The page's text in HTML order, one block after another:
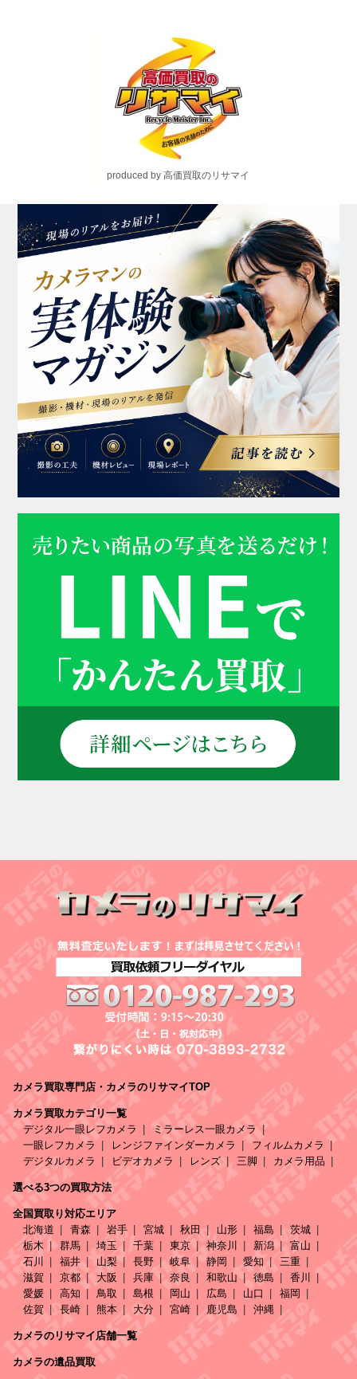
produced by 高価買取のリサマイ
カメラ買取専門店・カメラのリサマイTOP
カメラ買取カテゴリ一覧
デジタル一眼レフカメラ
ミラーレス一眼カメラ
一眼レフカメラ
レンジファインダーカメラ
フィルムカメラ
デジタルカメラ
ビデオカメラ レンズ 三脚 カメラ用品
選べる3つの買取方法
全国買取り対応エリア
北海道
青森 岩手 宮城 秋田 山形 福島
茨城
栃木
群馬 埼玉 千葉 東京 神奈川 新潟
富山
石川
福井 山梨 長野 岐阜 静岡 愛知
三重
滋賀
京都 大阪 兵庫 奈良 和歌山 徳島
香川
愛媛
高知 鳥取 島根 岡山 広島 山口
福岡
佐賀
長崎 熊本 大分 宮崎 鹿児島 沖縄
カメラのリサマイ店舗一覧
カメラの遺品買取